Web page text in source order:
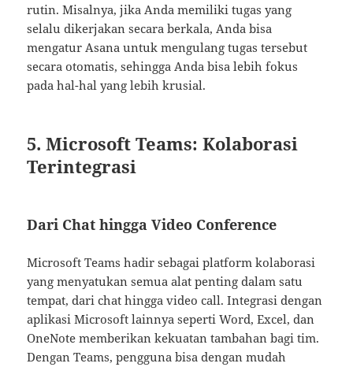
rutin. Misalnya, jika Anda memiliki tugas yang
selalu dikerjakan secara berkala, Anda bisa
mengatur Asana untuk mengulang tugas tersebut
secara otomatis, sehingga Anda bisa lebih fokus
pada hal-hal yang lebih krusial.
5. Microsoft Teams: Kolaborasi
Terintegrasi
Dari Chat hingga Video Conference
Microsoft Teams hadir sebagai platform kolaborasi
yang menyatukan semua alat penting dalam satu
tempat, dari chat hingga video call. Integrasi dengan
aplikasi Microsoft lainnya seperti Word, Excel, dan
OneNote memberikan kekuatan tambahan bagi tim.
Dengan Teams, pengguna bisa dengan mudah